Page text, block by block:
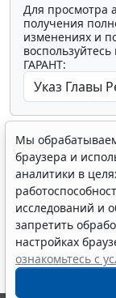
Для просмотра
получения
изменениях и
ГАРАНТ:
Источник: Глава
Мы
браузера и
аналитики в
исследований и
запретить
настройках
ознакомьтесь с